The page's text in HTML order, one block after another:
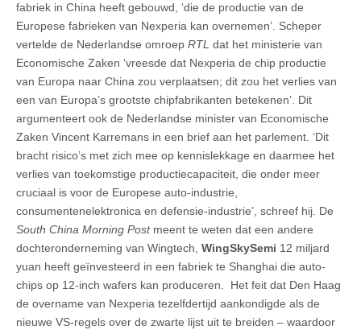
fabriek in China heeft gebouwd, ‘die de productie van de
Europese fabrieken van Nexperia kan overnemen’. Scheper
vertelde de Nederlandse omroep RTL dat het ministerie van
Economische Zaken ‘vreesde dat Nexperia de chip productie
van Europa naar China zou verplaatsen; dit zou het verlies van
een van Europa’s grootste chipfabrikanten betekenen’. Dit
argumenteert ook de Nederlandse minister van Economische
Zaken Vincent Karremans in een brief aan het parlement. ‘Dit
bracht risico’s met zich mee op kennislekkage en daarmee het
verlies van toekomstige productiecapaciteit, die onder meer
cruciaal is voor de Europese auto-industrie,
consumentenelektronica en defensie-industrie’, schreef hij. De
South China Morning Postmeent te weten dat een andere
dochteronderneming van Wingtech, WingSkySemi 12 miljard
yuan heeft geïnvesteerd in een fabriek te Shanghai die auto-
chips op 12-inch wafers kan produceren. Het feit dat Den Haag
de overname van Nexperia tezelfdertijd aankondigde als de
nieuwe VS-regels over de zwarte lijst uit te breiden – waardoor